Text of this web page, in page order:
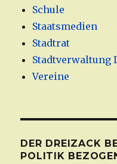
Schule
Staatsmedien
Stadtrat
Stadtverwaltung
Vereine
DER DREIZACK
POLITIK